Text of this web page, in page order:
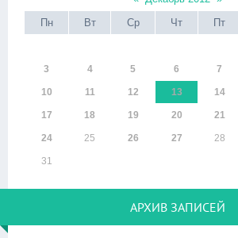
Пн
Вт Ср Чт Пт
3 4 5 6 7
10 11 12 13 14
17 18 19 20 21
24 25 26 27 28
31
АРХИВ ЗАПИСЕЙ